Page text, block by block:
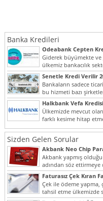
Banka Kredileri
Odeabank Cepten
KREDIM 8444
Giderek büyümekte
ülkemiz bankacılık
bir giriş yapmış olan...
Senetle Kredi Verilir
Bankaların sadece
bu hizmeti bazı
vermektedir. Senetle
Halkbank Vefa
Ülkemizde mevcut
farklı kesime hitap
noktada son...
Sizden Gelen Sorular
Akbank Neo Chip
Kullanılır?
Akbank yapmış
adından söz
müşteri potansiyelini
Faturasız Çek Kıran
Çek ile ödeme yapma,
tahsil etme ülkemizde
bir şekilde...